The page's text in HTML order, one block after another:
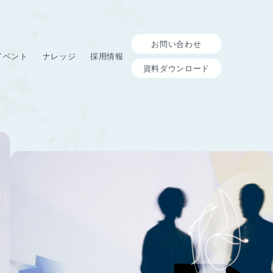
ベント ナレッジ 採用情報
お問い合わせ
資料ダウンロード